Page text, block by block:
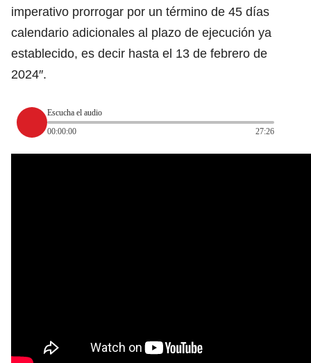
imperativo prorrogar por un término de 45 días
calendario adicionales al plazo de ejecución ya
establecido, es decir hasta el 13 de febrero de
2024″.
Escucha el audio
00:00:00
27:26